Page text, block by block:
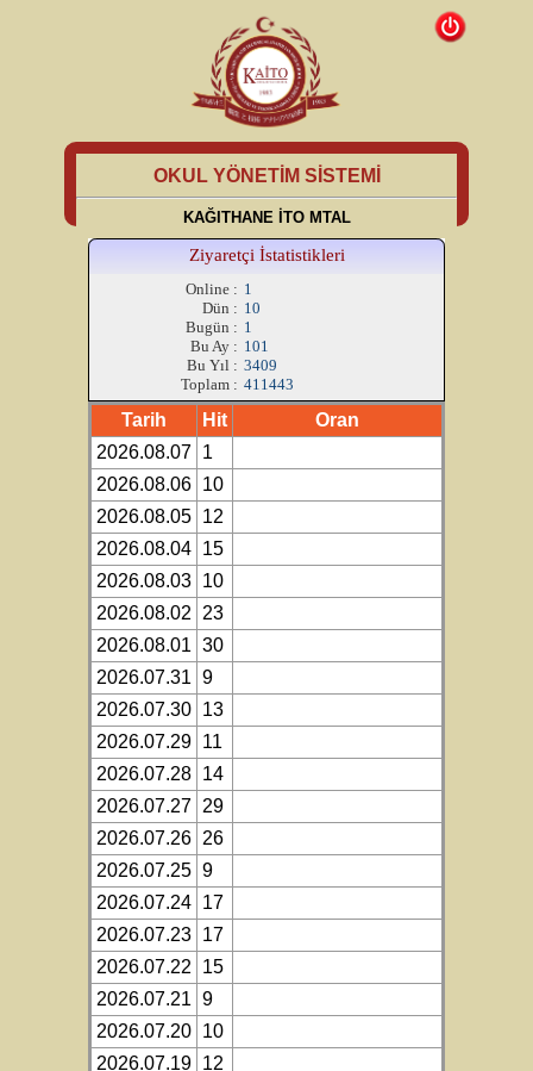
OKUL YÖNETİM SİSTEMİ
KAĞITHANE İTO MTAL
Ziyaretçi İstatistikleri
Online : 1
Dün : 10
Bugün : 1
Bu Ay : 101
Bu Yıl : 3409
Toplam : 411443
Tarih Hit
Oran
2026.08.07 1
2026.08.06 10
2026.08.05 12
2026.08.04 15
2026.08.03 10
2026.08.02
23
2026.08.01 30
2026.07.31 9
2026.07.30 13
2026.07.29 11
2026.07.28 14
2026.07.27 29
2026.07.26 26
2026.07.25 9
2026.07.24 17
2026.07.23 17
2026.07.22
15
2026.07.21 9
2026.07.20 10
2026.07.19 12